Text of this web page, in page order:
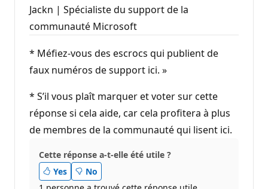
Jackn | Spécialiste du support de la
communauté Microsoft
* Méfiez-vous des escrocs qui publient de
faux numéros de support ici. »
* S’il vous plaît marquer et voter sur cette
réponse si cela aide, car cela profitera à plus
de membres de la communauté qui lisent ici.
Cette réponse a-t-elle été utile ?
Yes
No